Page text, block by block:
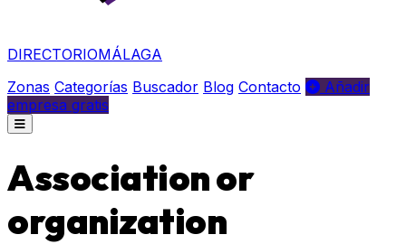
DIRECTORIOMÁLAGA
Zonas Categorías Buscador Blog Contacto
Añadir
empresa gratis
Association or
organization